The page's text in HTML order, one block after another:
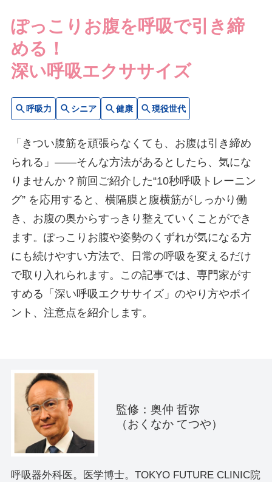
ぽっこりお腹を呼吸で引き締
める！
深い呼吸エクササイズ
呼吸力 シニア 健康 現役世代
「きつい腹筋を頑張らなくても、お腹は引き締め
られる」――そんな方法があるとしたら、気にな
りませんか？前回ご紹介した“10秒呼吸トレーニン
グ” を応用すると、横隔膜と腹横筋がしっかり働
き、お腹の奥からすっきり整えていくことができ
ます。ぽっこりお腹や姿勢のくずれが気になる方
にも続けやすい方法で、日常の呼吸を変えるだけ
で取り入れられます。この記事では、専門家がす
すめる「深い呼吸エクササイズ」のやり方やポイ
ント、注意点を紹介します。
監修：奥仲 哲弥
（おくなか てつや）
呼吸器外科医。医学博士。TOKYO FUTURE CLINIC院